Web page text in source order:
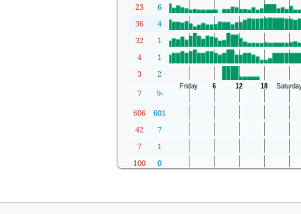
6
23
4
36
1
32
1
4
2
3
-9
7
601
606
7
42
1
7
0
100